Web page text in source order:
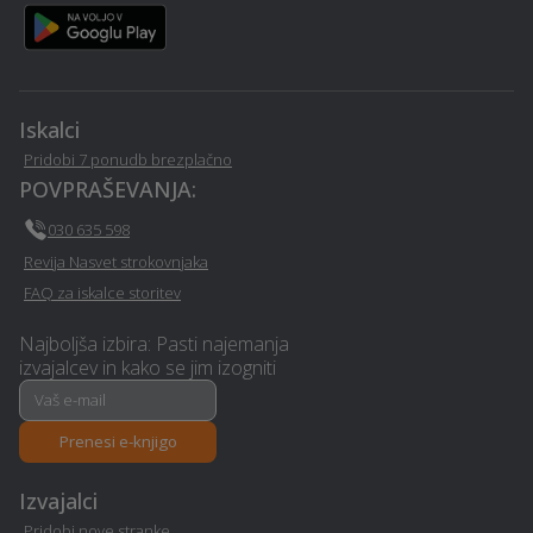
Asfaltiranje - Beltinci
Poslovni programi -
Nosečnost - Beltinci
Mizarstvo - Beltinci
Nepremičninsko
zavarovanje - Beltinci
Iskalci
Pridobi 7 ponudb brezplačno
POVPRAŠEVANJA:
030 635 598
Revija Nasvet strokovnjaka
FAQ za iskalce storitev
Najboljša izbira: Pasti najemanja
izvajalcev in kako se jim izogniti
Prenesi e-knjigo
Izvajalci